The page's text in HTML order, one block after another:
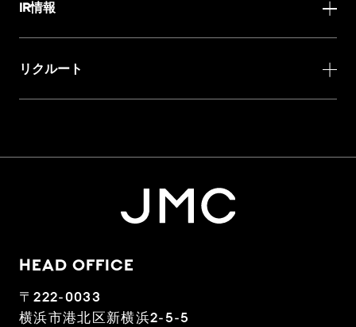
IR情報
リクルート
HEAD OFFICE
〒222-0033
横浜市港北区新横浜2-5-5